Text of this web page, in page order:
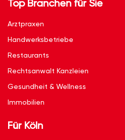
Top Branchen für Sie
Arztpraxen
Handwerksbetriebe
Restaurants
Rechtsanwalt Kanzleien
Gesundheit & Wellness
Immobilien
Für Köln